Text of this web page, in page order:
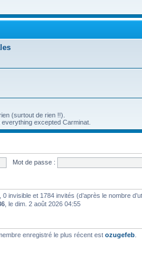
(surtout de rien !!).
excepted Carminat.
Mot de passe :
invisible et 1784 invités (d’après le nombre
, le dim. 2 août 2026 04:55
enregistré le plus récent est ozugefeb